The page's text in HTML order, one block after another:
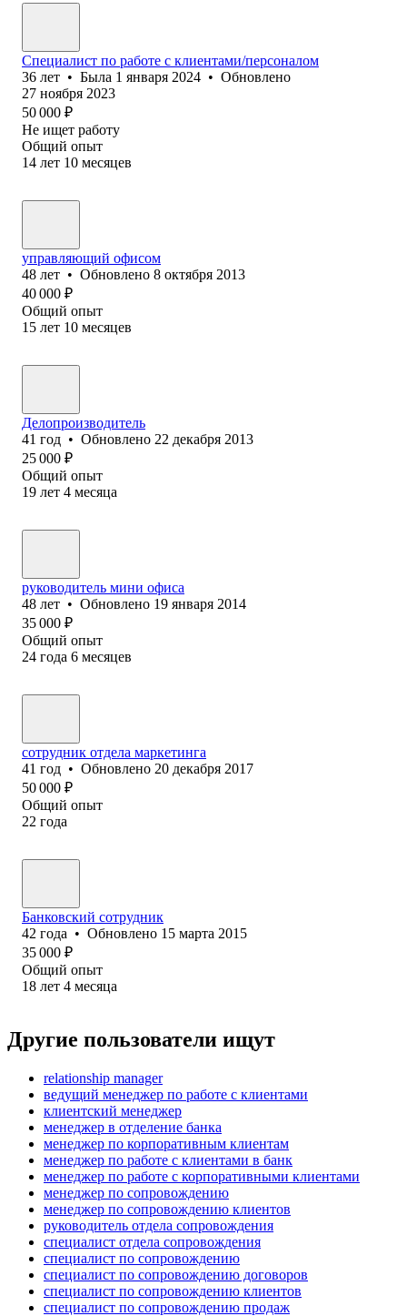
Специалист по работе с клиентами/персоналом
36 лет • Была 1 января 2024 • Обновлено
27 ноября 2023
50 000 ₽
Не ищет работу
Общий опыт
14 лет 10 месяцев
управляющий офисом
48 лет • Обновлено 8 октября 2013
40 000 ₽
Общий опыт
15 лет 10 месяцев
Делопроизводитель
41 год • Обновлено 22 декабря 2013
25 000 ₽
Общий опыт
19 лет 4 месяца
руководитель мини офиса
48 лет • Обновлено 19 января 2014
35 000 ₽
Общий опыт
24 года 6 месяцев
сотрудник отдела маркетинга
41 год • Обновлено 20 декабря 2017
50 000 ₽
Общий опыт
22 года
Банковский сотрудник
42 года • Обновлено 15 марта 2015
35 000 ₽
Общий опыт
18 лет 4 месяца
Другие пользователи ищут
relationship manager
ведущий менеджер по работе с клиентами
клиентский менеджер
менеджер в отделение банка
менеджер по корпоративным клиентам
менеджер по работе с клиентами в банк
менеджер по работе с корпоративными клиентами
менеджер по сопровождению
менеджер по сопровождению клиентов
руководитель отдела сопровождения
специалист отдела сопровождения
специалист по сопровождению
специалист по сопровождению договоров
специалист по сопровождению клиентов
специалист по сопровождению продаж